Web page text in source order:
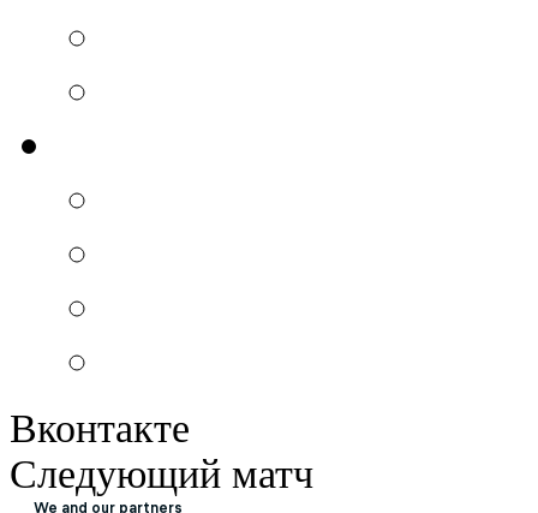
Вконтакте
Следующий матч